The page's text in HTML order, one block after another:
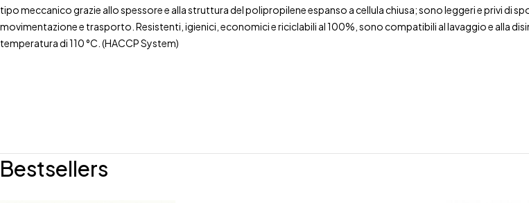
tipo meccanico grazie allo spessore e alla struttura del polipropilene espanso a cellula chiusa; sono leggeri e privi di
movimentazione e trasporto. Resistenti, igienici, economici e riciclabili al 100%, sono compatibili al lavaggio e alla
temperatura di 110 °C. (HACCP System)
Bestsellers